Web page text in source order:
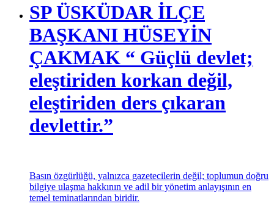
SP ÜSKÜDAR İLÇE
BAŞKANI HÜSEYİN
ÇAKMAK “ Güçlü devlet;
eleştiriden korkan değil,
eleştiriden ders çıkaran
devlettir.”
Basın özgürlüğü, yalnızca gazetecilerin değil; toplumun doğru
bilgiye ulaşma hakkının ve adil bir yönetim anlayışının en
temel teminatlarından biridir.